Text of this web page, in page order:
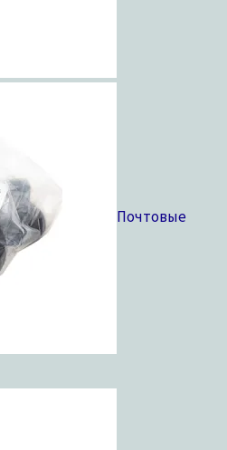
Почтовые